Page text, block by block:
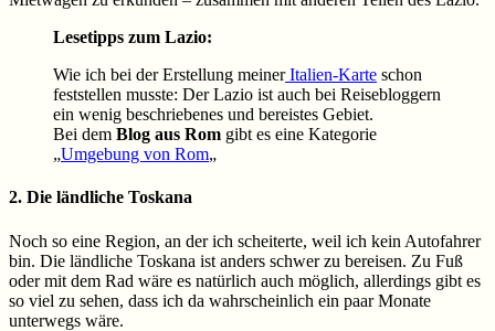
Lesetipps zum Lazio:
Wie ich bei der Erstellung meinerItalien-Karte schon
feststellen musste: Der Lazio ist auch bei Reisebloggern
ein wenig beschriebenes und bereistes Gebiet.
Bei dem Blog aus Rom gibt es eine Kategorie
„Umgebung von Rom„
2. Die ländliche Toskana
Noch so eine Region, an der ich scheiterte, weil ich kein Autofahrer
bin. Die ländliche Toskana ist anders schwer zu bereisen. Zu Fuß
oder mit dem Rad wäre es natürlich auch möglich, allerdings gibt es
so viel zu sehen, dass ich da wahrscheinlich ein paar Monate
unterwegs wäre.